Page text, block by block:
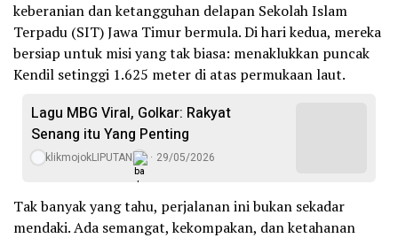
keberanian dan ketangguhan delapan Sekolah Islam
Terpadu (SIT) Jawa Timur bermula. Di hari kedua, mereka
bersiap untuk misi yang tak biasa: menaklukkan puncak
Kendil setinggi 1.625 meter di atas permukaan laut.
Lagu MBG Viral, Golkar: Rakyat
Senang itu Yang Penting
klikmojokLIPUTAN 29/05/2026
Tak banyak yang tahu, perjalanan ini bukan sekadar
mendaki. Ada semangat, kekompakan, dan ketahanan